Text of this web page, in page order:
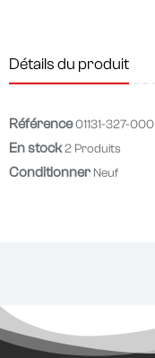
Détails du produit
Référence01131-327-000
En stock2 Produits
Conditionner Neuf